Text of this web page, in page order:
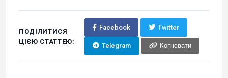
ПОДІЛИТИСЯ
ЦІЄЮ СТАТТЕЮ:
Facebook Twitter
Telegram Копіювати